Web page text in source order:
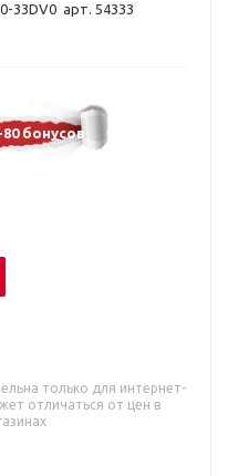
33DV0 арт. 54333
бонусов
только для интернет-
отличаться от цен в